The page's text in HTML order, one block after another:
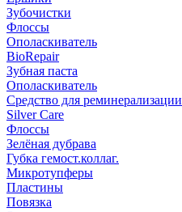
Зубочистки
Флоссы
Ополаскиватель
BioRepair
Зубная паста
Ополаскиватель
Средство для реминерализации
Silver Care
Флоссы
Зелёная дубрава
Губка гемост.коллаг.
Микротупферы
Пластины
Повязка